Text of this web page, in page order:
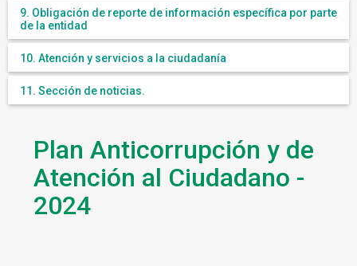
9. Obligación de reporte de información específica por parte
de la entidad
10. Atención y servicios a la ciudadanía
11. Sección de noticias.
Plan Anticorrupción y de
Atención al Ciudadano -
2024